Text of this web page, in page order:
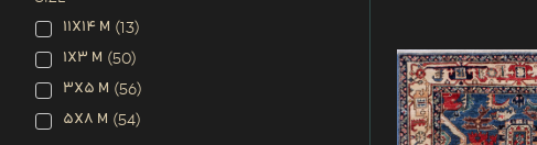
11X14 M (13)
1X3 M (50)
3X5 M (56)
5X8 M (54)